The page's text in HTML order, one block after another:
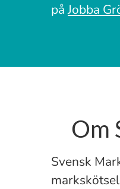
påJobba
Om
Svensk